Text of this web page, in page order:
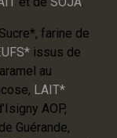
Sucre*, farine de
issus de
au
LAIT*
AOP,
Guérande,